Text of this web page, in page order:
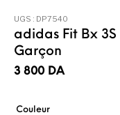
adidas Fit Bx
Garçon
3 800 DA
Couleur
UGS : DP7540